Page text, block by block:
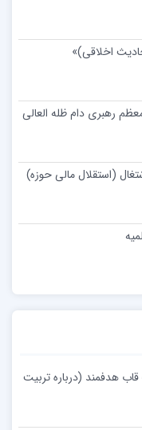
اخلاقی)»
رهبری دام ظله العالی
(استقلال مالی حوزه)
نما – شماره 40-یک قاب هدفمند (درباره تربیت